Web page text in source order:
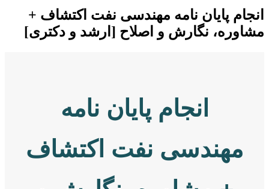
انجام پایان نامه مهندسی نفت اکتشاف +
مشاوره، نگارش و اصلاح [ارشد و دکتری]
انجام پایان نامه
مهندسی نفت اکتشاف